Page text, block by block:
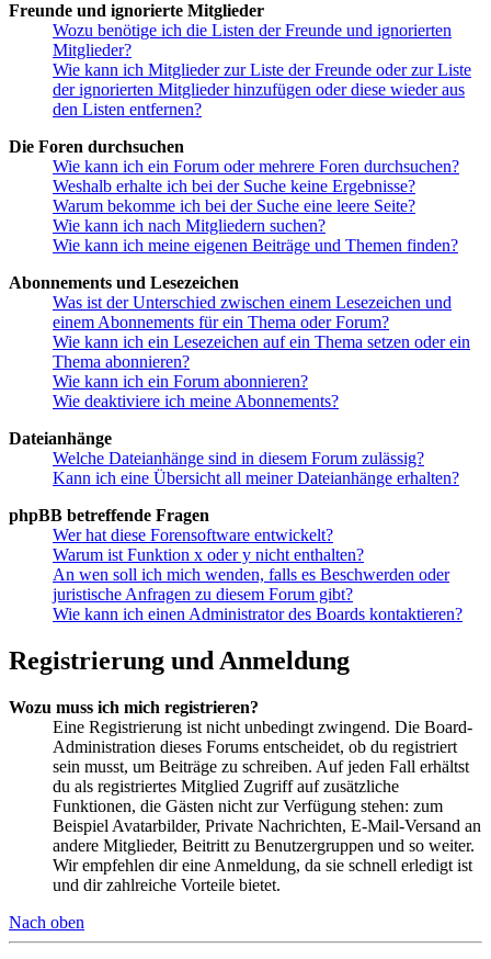
Freunde und ignorierte Mitglieder
Wozu benötige ich die Listen der Freunde und ignorierten
Mitglieder?
Wie kann ich Mitglieder zur Liste der Freunde oder zur Liste
der ignorierten Mitglieder hinzufügen oder diese wieder aus
den Listen entfernen?
Die Foren durchsuchen
Wie kann ich ein Forum oder mehrere Foren durchsuchen?
Weshalb erhalte ich bei der Suche keine Ergebnisse?
Warum bekomme ich bei der Suche eine leere Seite?
Wie kann ich nach Mitgliedern suchen?
Wie kann ich meine eigenen Beiträge und Themen finden?
Abonnements und Lesezeichen
Was ist der Unterschied zwischen einem Lesezeichen und
einem Abonnements für ein Thema oder Forum?
Wie kann ich ein Lesezeichen auf ein Thema setzen oder ein
Thema abonnieren?
Wie kann ich ein Forum abonnieren?
Wie deaktiviere ich meine Abonnements?
Dateianhänge
Welche Dateianhänge sind in diesem Forum zulässig?
Kann ich eine Übersicht all meiner Dateianhänge erhalten?
phpBB betreffende Fragen
Wer hat diese Forensoftware entwickelt?
Warum ist Funktion x oder y nicht enthalten?
An wen soll ich mich wenden, falls es Beschwerden oder
juristische Anfragen zu diesem Forum gibt?
Wie kann ich einen Administrator des Boards kontaktieren?
Registrierung und Anmeldung
Wozu muss ich mich registrieren?
Eine Registrierung ist nicht unbedingt zwingend. Die Board-
Administration dieses Forums entscheidet, ob du registriert
sein musst, um Beiträge zu schreiben. Auf jeden Fall erhältst
du als registriertes Mitglied Zugriff auf zusätzliche
Funktionen, die Gästen nicht zur Verfügung stehen: zum
Beispiel Avatarbilder, Private Nachrichten, E-Mail-Versand an
andere Mitglieder, Beitritt zu Benutzergruppen und so weiter.
Wir empfehlen dir eine Anmeldung, da sie schnell erledigt ist
und dir zahlreiche Vorteile bietet.
Nach oben